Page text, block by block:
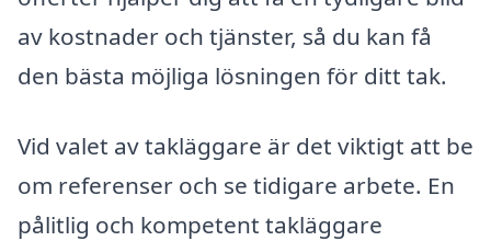
av kostnader och tjänster, så du kan få
den bästa möjliga lösningen för ditt tak.
Vid valet av takläggare är det viktigt att be
om referenser och se tidigare arbete. En
pålitlig och kompetent takläggare